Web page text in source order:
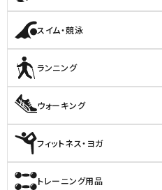
スイム・競泳
ランニング
ウォーキング
フィットネス・ヨガ
トレーニング用品